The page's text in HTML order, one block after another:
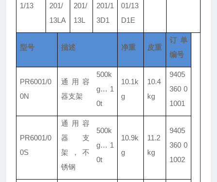
1/13
201/
13LA
201/
13L
201/1
3D1
01/13
D1E
型号 描述 净重 皮重
订单
编号
PR6001/0
0N
通用容
器支架
500k
g… 1
0t
10.1k
g
10.4
kg
9405
360 0
1001
PR6001/0
0S
通用容
器支
架，不
锈钢
500k
g… 1
0t
10.9k
g
11.2
kg
9405
360 0
1002